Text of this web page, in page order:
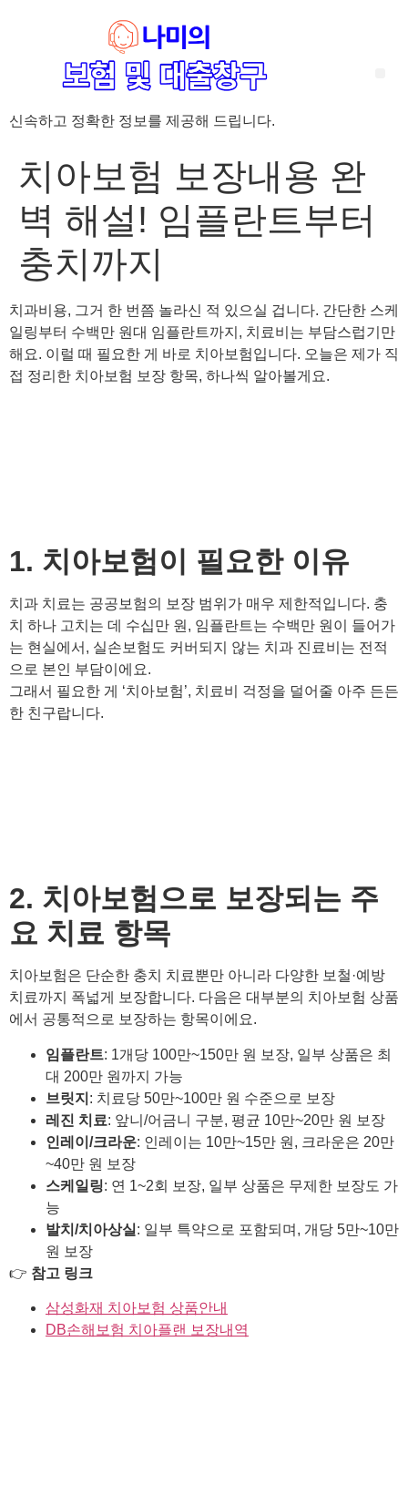
신속하고 정확한 정보를 제공해 드립니다.
치아보험 보장내용 완
벽 해설! 임플란트부터
충치까지
치과비용, 그거 한 번쯤 놀라신 적 있으실 겁니다. 간단한 스케
일링부터 수백만 원대 임플란트까지, 치료비는 부담스럽기만
해요. 이럴 때 필요한 게 바로 치아보험입니다. 오늘은 제가 직
접 정리한 치아보험 보장 항목, 하나씩 알아볼게요.
1. 치아보험이 필요한 이유
치과 치료는 공공보험의 보장 범위가 매우 제한적입니다. 충
치 하나 고치는 데 수십만 원, 임플란트는 수백만 원이 들어가
는 현실에서, 실손보험도 커버되지 않는 치과 진료비는 전적
으로 본인 부담이에요.
그래서 필요한 게 ‘치아보험’, 치료비 걱정을 덜어줄 아주 든든
한 친구랍니다.
2. 치아보험으로 보장되는 주
요 치료 항목
치아보험은 단순한 충치 치료뿐만 아니라 다양한 보철·예방
치료까지 폭넓게 보장합니다. 다음은 대부분의 치아보험 상품
에서 공통적으로 보장하는 항목이에요.
임플란트: 1개당 100만~150만 원 보장, 일부 상품은 최
대 200만 원까지 가능
브릿지 : 치료당 50만~100만 원 수준으로 보장
레진 치료: 앞니/어금니 구분, 평균 10만~20만 원 보장
인레이/크라운: 인레이는 10만~15만 원, 크라운은 20만
~40만 원 보장
스케일링: 연 1~2회 보장, 일부 상품은 무제한 보장도 가
능
발치/치아상실 : 일부 특약으로 포함되며, 개당 5만~10만
원 보장
👉 참고 링크
삼성화재 치아보험 상품안내
DB손해보험 치아플랜 보장내역